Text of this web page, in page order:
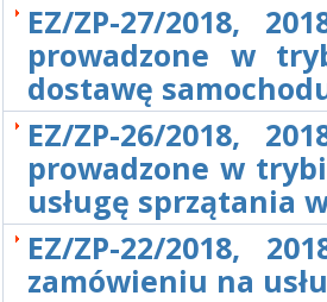
EZ/ZP-27/2018,
prowadzone w
dostawę
EZ/ZP-26/2018,
prowadzone w
usługę sprzątania
EZ/ZP-22/2018,
zamówieniu na